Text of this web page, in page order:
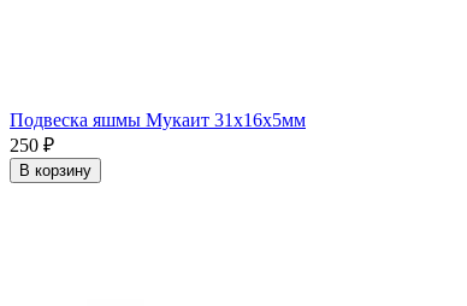
Подвеска яшмы Мукаит 31x16x5мм
250 ₽
В корзину